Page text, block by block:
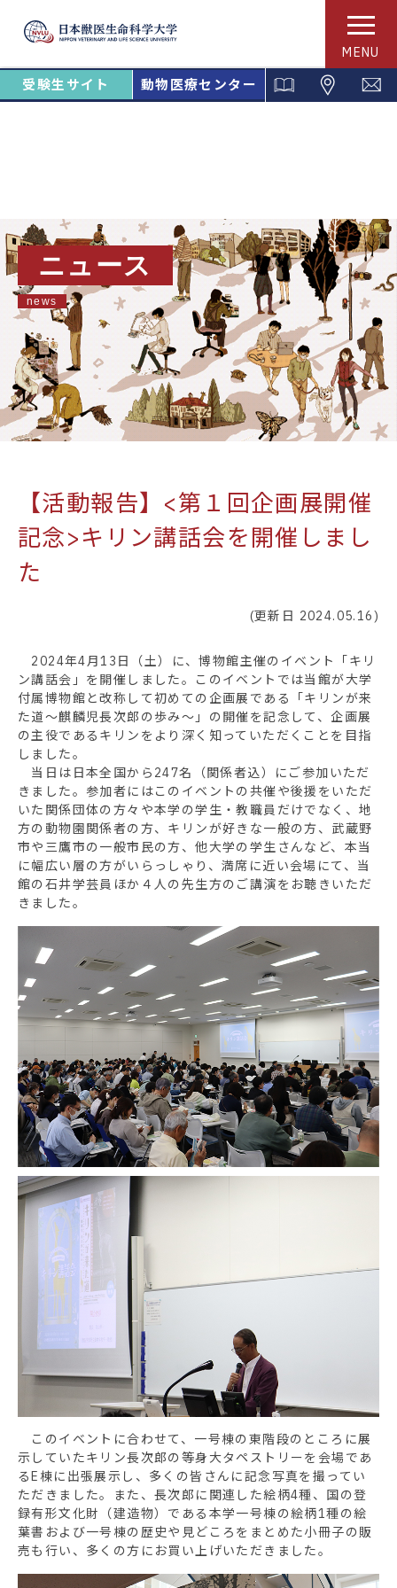
MENU
受験生サイト 動物医療センター
ニュース
news
【活動報告】<第１回企画展開催
記念>キリン講話会を開催しまし
た
(更新日 2024.05.16)
2024年4月13日（土）に、博物館主催のイベント「キリ
ン講話会」を開催しました。このイベントでは当館が大学
付属博物館と改称して初めての企画展である「キリンが来
た道〜麒麟児長次郎の歩み〜」の開催を記念して、企画展
の主役であるキリンをより深く知っていただくことを目指
しました。
当日は日本全国から247名（関係者込）にご参加いただ
きました。参加者にはこのイベントの共催や後援をいただ
いた関係団体の方々や本学の学生・教職員だけでなく、地
方の動物園関係者の方、キリンが好きな一般の方、武蔵野
市や三鷹市の一般市民の方、他大学の学生さんなど、本当
に幅広い層の方がいらっしゃり、満席に近い会場にて、当
館の石井学芸員ほか４人の先生方のご講演をお聴きいただ
きました。
このイベントに合わせて、一号棟の東階段のところに展
示していたキリン長次郎の等身大タペストリーを会場であ
るE棟に出張展示し、多くの皆さんに記念写真を撮ってい
ただきました。また、長次郎に関連した絵柄4種、国の登
録有形文化財（建造物）である本学一号棟の絵柄1種の絵
葉書および一号棟の歴史や見どころをまとめた小冊子の販
売も行い、多くの方にお買い上げいただきました。